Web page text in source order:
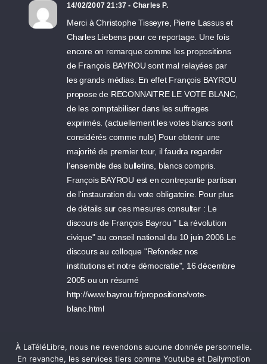
14/02/2007 21:37 - Charles P.
Merci à Christophe Tisseyre, Pierre Lassus et
Charles Liebens pour ce reportage. Une fois
encore on remarque comme les propositions
de François BAYROU sont mal relayées par
les grands médias. En effet François BAYROU
propose de RECONNAITRE LE VOTE BLANC,
de les comptabiliser dans les suffrages
exprimés. (actuellement les votes blancs sont
considérés comme nuls) Pour obtenir une
majorité de premier tour, il faudra regarder
l'ensemble des bulletins, blancs compris.
François BAYROU est en contrepartie partisan
de l'instauration du vote obligatoire. Pour plus
de détails sur ces mesures consulter : Le
discours de François Bayrou " La révolution
civique" au conseil national du 10 juin 2006 Le
discours au colloque "Refondez nos
institutions et notre démocratie", 16 décembre
2005 ou un résumé
http://www.bayrou.fr/propositions/vote-
blanc.html
Une démocratie ne peut ignorer les volontés
À LaTéléLibre, nous ne revendons aucune donnée personnelle.
En revanche, les services tiers comme Youtube et Dailymotion